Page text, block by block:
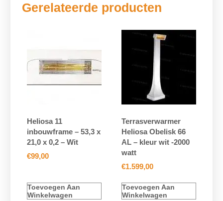
Gerelateerde producten
Heliosa 11
inbouwframe – 53,3 x
21,0 x 0,2 – Wit
€99,00
Toevoegen Aan
Winkelwagen
Terrasverwarmer
Heliosa Obelisk 66
AL – kleur wit -2000
watt
€1.599,00
Toevoegen Aan
Winkelwagen